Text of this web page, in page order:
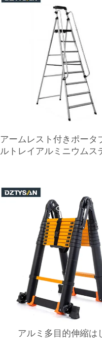
アームレスト付きポータ
ルトレイアルミニウムス
アルミ多目的伸縮は